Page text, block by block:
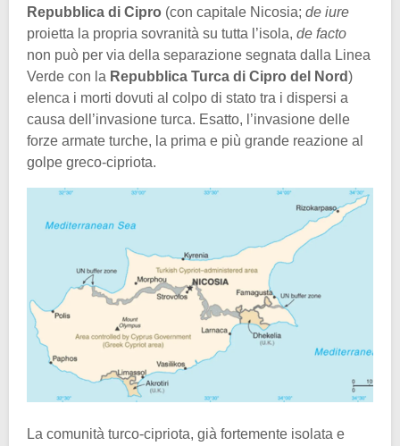
Repubblica di Cipro (con capitale Nicosia; de iure
proietta la propria sovranità su tutta l’isola, de facto
non può per via della separazione segnata dalla Linea
Verde con la Repubblica Turca di Cipro del Nord)
elenca i morti dovuti al colpo di stato tra i dispersi a
causa dell’invasione turca. Esatto, l’invasione delle
forze armate turche, la prima e più grande reazione al
golpe greco-cipriota.
La comunità turco-cipriota, già fortemente isolata e